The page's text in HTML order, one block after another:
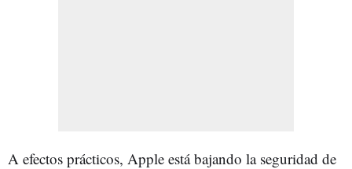
A efectos prácticos, Apple está bajando la seguridad de